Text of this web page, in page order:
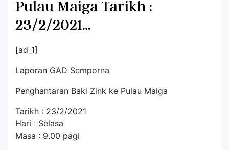
Pulau Maiga Tarikh :
23/2/2021…
[ad_1]
Laporan GAD Semporna
Penghantaran Baki Zink ke Pulau Maiga
Tarikh : 23/2/2021
Hari : Selasa
Masa : 9.00 pagi